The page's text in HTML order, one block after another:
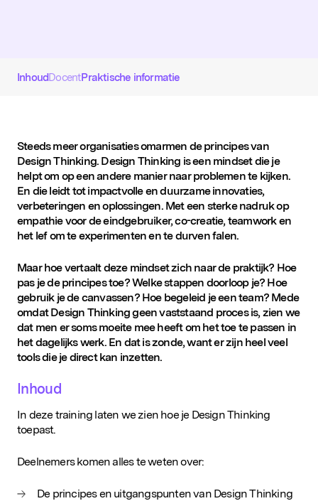
InhoudDocentPraktische informatie
Steeds meer organisaties omarmen de principes van
Design Thinking. Design Thinking is een mindset die je
helpt om op een andere manier naar problemen te kijken.
En die leidt tot impactvolle en duurzame innovaties,
verbeteringen en oplossingen. Met een sterke nadruk op
empathie voor de eindgebruiker, co-creatie, teamwork en
het lef om te experimenten en te durven falen.
Maar hoe vertaalt deze mindset zich naar de praktijk? Hoe
pas je de principes toe? Welke stappen doorloop je? Hoe
gebruik je de canvassen? Hoe begeleid je een team? Mede
omdat Design Thinking geen vaststaand proces is, zien we
dat men er soms moeite mee heeft om het toe te passen in
het dagelijks werk. En dat is zonde, want er zijn heel veel
tools die je direct kan inzetten.
Inhoud
In deze training laten we zien hoe je Design Thinking
toepast.
Deelnemers komen alles te weten over:
De principes en uitgangspunten van Design Thinking
Onze organisatie heeft recht op BTW-
vrijstelling
Ik wil me inschrijven voor de D&IN
nieuwsbrief